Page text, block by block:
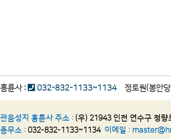
흥륜사 : 032-832-1133~1134정토원(봉안당
관음성지 흥륜사 주소 : (우) 21943 인천 연수구 청
종무소 : 032-832-1133~1134 이메일 :